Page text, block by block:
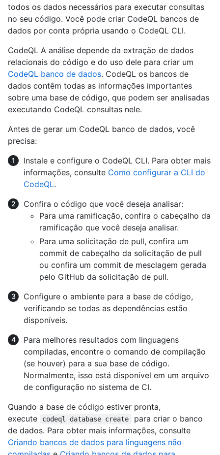
todos os dados necessários para executar consultas
no seu código. Você pode criar CodeQL bancos de
dados por conta própria usando o CodeQL CLI.
CodeQL A análise depende da extração de dados
relacionais do código e do uso dele para criar um
CodeQL banco de dados. CodeQL os bancos de
dados contêm todas as informações importantes
sobre uma base de código, que podem ser analisadas
executando CodeQL consultas nele.
Antes de gerar um CodeQL banco de dados, você
precisa:
Instale e configure o CodeQL CLI. Para obter mais
informações, consulte Como configurar a CLI do
CodeQL.
Confira o código que você deseja analisar:
Para uma ramificação, confira o cabeçalho da
ramificação que você deseja analisar.
Para uma solicitação de pull, confira um
commit de cabeçalho da solicitação de pull
ou confira um commit de mesclagem gerada
pelo GitHub da solicitação de pull.
Configure o ambiente para a base de código,
verificando se todas as dependências estão
disponíveis.
Para melhores resultados com linguagens
compiladas, encontre o comando de compilação
(se houver) para a sua base de código.
Normalmente, isso está disponível em um arquivo
de configuração no sistema de CI.
Quando a base de código estiver pronta,
execute
codeql database create
para criar o banco
de dados. Para obter mais informações, consulte
Criando bancos de dados para linguagens não